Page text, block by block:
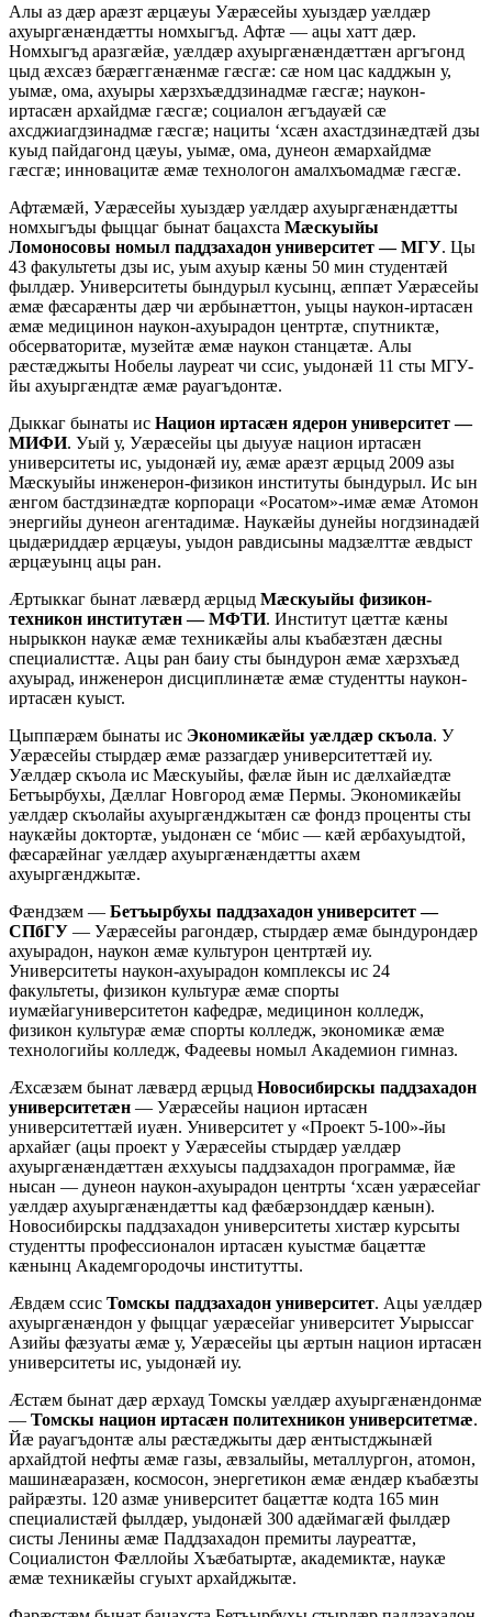
Алы аз дæр арæзт æрцæуы Уæрæсейы хуыздæр уæлдæр
ахуыргæнæндæтты номхыгъд. Афтæ — ацы хатт дæр.
Номхыгъд аразгæйæ, уæлдæр ахуыргæнæндæттæн аргъгонд
цыд æхсæз бæрæггæнæнмæ гæсгæ: сæ ном цас кадджын у,
уымæ, ома, ахуыры хæрзхъæддзинадмæ гæсгæ; наукон-
иртасæн архайдмæ гæсгæ; социалон æгъдауæй сæ
ахсджиагдзинадмæ гæсгæ; нациты ‘хсæн ахастдзинæдтæй дзы
куыд пайдагонд цæуы, уымæ, ома, дунеон æмархайдмæ
гæсгæ; инновацитæ æмæ технологон амалхъомадмæ гæсгæ.
Афтæмæй, Уæрæсейы хуыздæр уæлдæр ахуыргæнæндæтты
номхыгъды фыццаг бынат бацахста Мæскуыйы
Ломоносовы номыл паддзахадон университет — МГУ. Цы
43 факультеты дзы ис, уым ахуыр кæны 50 мин студентæй
фылдæр. Университеты бындурыл кусынц, æппæт Уæрæсейы
æмæ фæсарæнты дæр чи æрбынæттон, уыцы наукон-иртасæн
æмæ медицинон наукон-ахуырадон центртæ, спутниктæ,
обсерваторитæ, музейтæ æмæ наукон станцæтæ. Алы
рæстæджыты Нобелы лауреат чи ссис, уыдонæй 11 сты МГУ-
йы ахуыргæндтæ æмæ рауагъдонтæ.
Дыккаг бынаты ис Национ иртасæн ядерон университет —
МИФИ. Уый у, Уæрæсейы цы дыууæ национ иртасæн
университеты ис, уыдонæй иу, æмæ арæзт æрцыд 2009 азы
Мæскуыйы инженерон-физикон институты бындурыл. Ис ын
æнгом бастдзинæдтæ корпораци «Росатом»-имæ æмæ Атомон
энергийы дунеон агентадимæ. Наукæйы дунейы ногдзинадæй
цыдæриддæр æрцæуы, уыдон равдисыны мадзæлттæ æвдыст
æрцæуынц ацы ран.
Æртыккаг бынат лæвæрд æрцыд Мæскуыйы физикон-
техникон институтæн — МФТИ. Институт цæттæ кæны
нырыккон наукæ æмæ техникæйы алы къабæзтæн дæсны
специалисттæ. Ацы ран баиу сты бындурон æмæ хæрзхъæд
ахуырад, инженерон дисциплинæтæ æмæ студентты наукон-
иртасæн куыст.
Цыппæрæм бынаты ис Экономикæйы уæлдæр скъола. У
Уæрæсейы стырдæр æмæ раззагдæр университеттæй иу.
Уæлдæр скъола ис Мæскуыйы, фæлæ йын ис дæлхайæдтæ
Бетъырбухы, Дæллаг Новгород æмæ Пермы. Экономикæйы
уæлдæр скъолайы ахуыргæнджытæн сæ фондз проценты сты
наукæйы доктортæ, уыдонæн се ‘мбис — кæй æрбахуыдтой,
фæсарæйнаг уæлдæр ахуыргæнæндæтты ахæм
ахуыргæнджытæ.
Фæндзæм — Бетъырбухы паддзахадон университет —
СПбГУ — Уæрæсейы рагондæр, стырдæр æмæ бындурондæр
ахуырадон, наукон æмæ культурон центртæй иу.
Университеты наукон-ахуырадон комплексы ис 24
факультеты, физикон культурæ æмæ спорты
иумæйагуниверситетон кафедрæ, медицинон колледж,
физикон культурæ æмæ спорты колледж, экономикæ æмæ
технологийы колледж, Фадеевы номыл Академион гимназ.
Æхсæзæм бынат лæвæрд æрцыд Новосибирскы паддзахадон
университетæн — Уæрæсейы национ иртасæн
университеттæй иуæн. Университет у «Проект 5-100»-йы
архайæг (ацы проект у Уæрæсейы стырдæр уæлдæр
ахуыргæнæндæттæн æххуысы паддзахадон программæ, йæ
нысан — дунеон наукон-ахуырадон центрты ‘хсæн уæрæсейаг
уæлдæр ахуыргæнæндæтты кад фæбæрзонддæр кæнын).
Новосибирскы паддзахадон университеты хистæр курсыты
студентты профессионалон иртасæн куыстмæ бацæттæ
кæнынц Академгородочы институтты.
Æвдæм ссис Томскы паддзахадон университет. Ацы уæлдæр
ахуыргæнæндон у фыццаг уæрæсейаг университет Уырыссаг
Азийы фæзуаты æмæ у, Уæрæсейы цы æртын национ иртасæн
университеты ис, уыдонæй иу.
Æстæм бынат дæр æрхауд Томскы уæлдæр ахуыргæнæндонмæ
— Томскы национ иртасæн политехникон университетмæ.
Йæ рауагъдонтæ алы рæстæджыты дæр æнтыстджынæй
архайдтой нефты æмæ газы, æвзалыйы, металлургон, атомон,
машинæаразæн, космосон, энергетикон æмæ æндæр къабæзты
райрæзты. 120 азмæ университет бацæттæ кодта 165 мин
специалистæй фылдæр, уыдонæй 300 адæймагæй фылдæр
систы Ленины æмæ Паддзахадон премиты лауреаттæ,
Социалистон Фæллойы Хъæбатыртæ, академиктæ, наукæ
æмæ техникæйы сгуыхт архайджытæ.